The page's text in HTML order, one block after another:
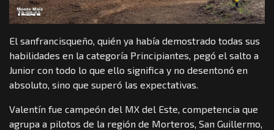
El sanfrancisqueño, quién ya había demostrado todas sus
habilidades en la categoría Principiantes, pegó el salto a
Junior con todo lo que ello significa y no desentonó en
absoluto, sino que superó las expectativas.
Valentín fue campeón del MX del Este, competencia que
agrupa a pilotos de la región de Morteros, San Guillermo,